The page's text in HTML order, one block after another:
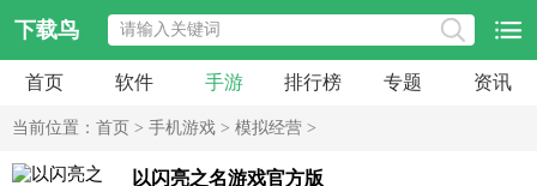
下载鸟
首页 软件 手游 排行榜 专题 资讯
当前位置： 首页 > 手机游戏 > 模拟经营 >
以闪亮之名游戏官方版